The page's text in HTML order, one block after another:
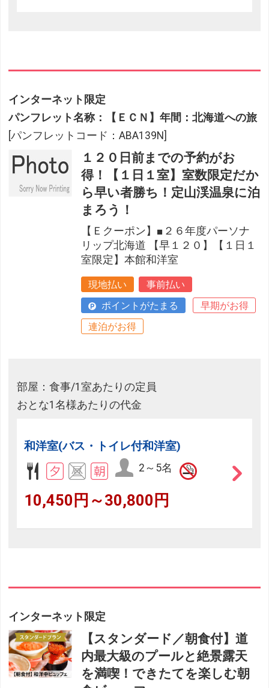
インターネット限定
パンフレット名称：【ＥＣＮ】年間：北海道への旅
[パンフレットコード：ABA139N]
１２０日前までの予約がお
得！【１日１室】室数限定だか
ら早い者勝ち！定山渓温泉に泊
まろう！
【Ｅクーポン】■２６年度パーソナ
リップ北海道 【早１２０】【１日１
室限定】本館和洋室
現地払い
事前払い
ポイントがたまる
早期がお得
連泊がお得
部屋：食事/1室あたりの定員
おとな1名様あたりの代金
和洋室(バス・トイレ付和洋室)
2～5名
10,450円～30,800円
インターネット限定
【スタンダード／朝食付】道
内最大級のプールと絶景露天
を満喫！できたてを楽しむ朝